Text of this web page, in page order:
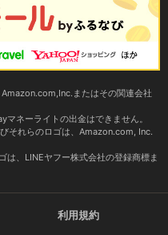
またはその関連会社
ネーライトの出金はできません。
それらのロゴは、Amazon.com, Inc.
は、LINEヤフー株式会社の登録商標ま
利用規約